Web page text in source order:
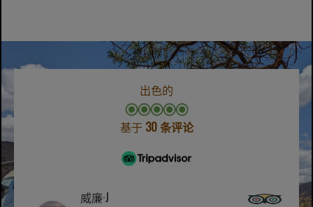
出色的
基于 30 条评论
威廉·J